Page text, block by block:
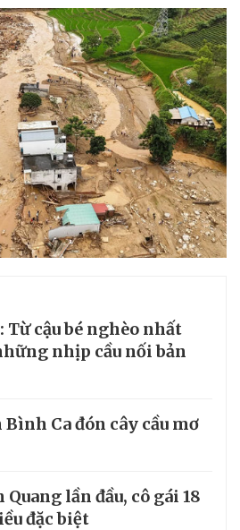
Từ cậu bé nghèo nhất
nhịp cầu nối bản
Ca đón cây cầu mơ
lần đầu, cô gái 18
đặc biệt